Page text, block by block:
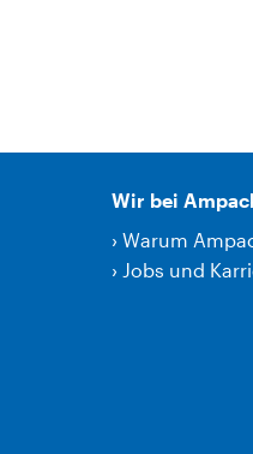
Wir bei
› Warum
› Jobs und